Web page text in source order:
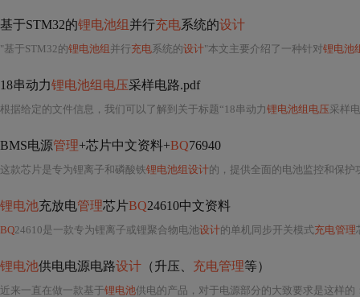
基于STM32的锂电池组 并行充电系统的设计
"基于STM32的锂电池组 并行充电系统的设计"本文主要介绍了一种针对锂电池
18串动力锂电池组电压采样电路.pdf
根据给定的文件信息，我们可以了解到关于标题“18串动力锂电池组电压采样
BMS电源管理+芯片中文资料+BQ76940
这款芯片是专为锂离子和磷酸铁锂电池组设计的，提供全面的电池监控和保
锂电池充放电管理芯片BQ24610中文资料
BQ24610是一款专为锂离子或锂聚合物电池设计的单机同步开关模式充电管理
锂电池供电电源电路设计 （升压、 充电管理等）
近来一直在做一款基于锂电池供电的产品，对于电源部分的大致要求是这样的